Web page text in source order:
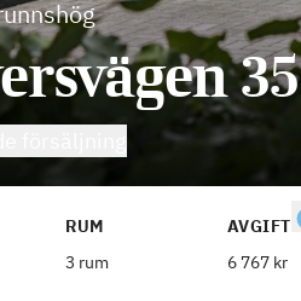
35
RUM
3 rum
AVGIFT
6 767 kr